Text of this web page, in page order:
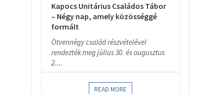
Kapocs Unitárius Családos Tábor
– Négy nap, amely közösséggé
formált
Ötvennégy család részvételével
rendezték meg július 30. és augusztus
2....
READ MORE